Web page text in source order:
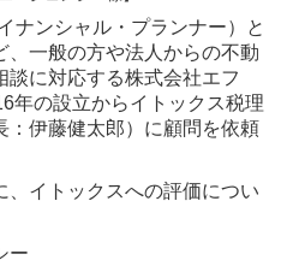
シー
ナンシャル・プランナー）と
、一般の方や法人からの不動
談に対応する株式会社エフ
年の設立からイトックス税理
：伊藤健太郎）に顧問を依頼
、イトックスへの評価につい
ー